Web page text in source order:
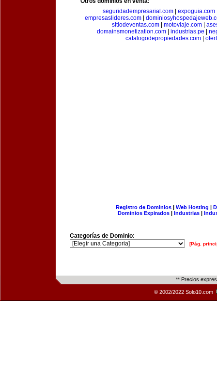
seguridadempresarial.com
expoguia.com
empresaslideres.com|
sitiodeventas.com
motoviaje.com
domainsmonetization.com| industrias.pe
catalogodepropiedades.com
Registro de Dominios| Web Hosting |
Dominios Expirados | Industrias |
Categorías de Dominio:
[Pág.
** Precios
© 2002/2022 Solo10.com